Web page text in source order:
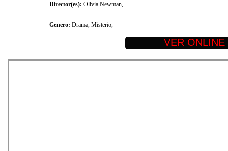
Director(es): Olivia Newman,
Genero: Drama, Misterio,